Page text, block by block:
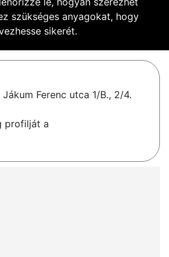
szükséges anyagokat, hogy
sikerét.
Ferenc utca 1/B., 2/4.
profilját a